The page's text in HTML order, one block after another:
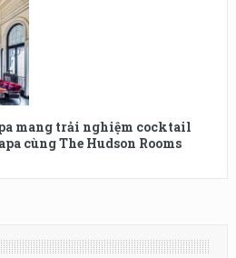
mang trải nghiệm cocktail
cùng The Hudson Rooms